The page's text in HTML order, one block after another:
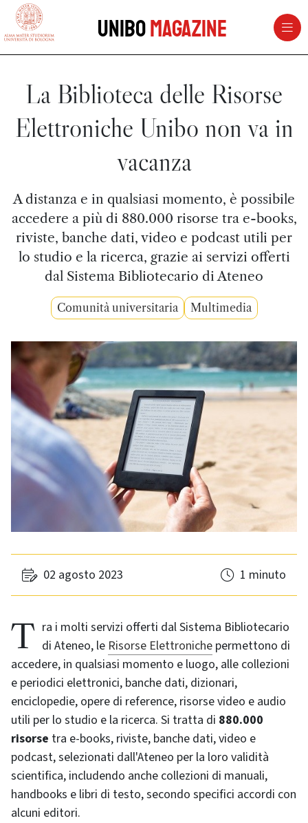
vai al contenuto della pagina
UniboMagazine
La Biblioteca delle Risorse
Elettroniche Unibo non va in
vacanza
A distanza e in qualsiasi momento, è possibile
accedere a più di 880.000 risorse tra e-books,
riviste, banche dati, video e podcast utili per
lo studio e la ricerca, grazie ai servizi offerti
dal Sistema Bibliotecario di Ateneo
Comunità universitaria Multimedia
02 agosto 2023 1 minuto
Tra i molti servizi offerti dal Sistema Bibliotecario di Ateneo, le Risorse Elettroniche permettono di
accedere, in qualsiasi momento e luogo, alle collezioni
e periodici elettronici, banche dati, dizionari,
enciclopedie, opere di reference, risorse video e audio
utili per lo studio e la ricerca. Si tratta di 880.000
risorse tra e-books, riviste, banche dati, video e
podcast, selezionati dall'Ateneo per la loro validità
scientifica, includendo anche collezioni di manuali,
handbooks e libri di testo, secondo specifici accordi con
alcuni editori.